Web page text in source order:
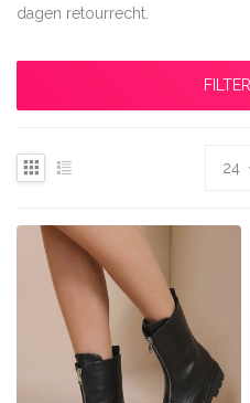
dagen retourrecht.